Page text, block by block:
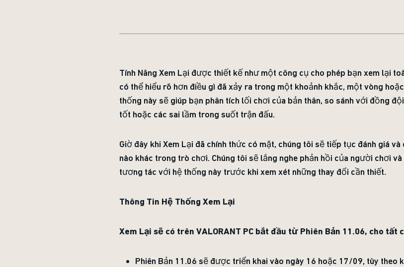
Tính Năng Xem Lại được thiết kế như một công cụ cho phép bạn xem lại
có thể hiểu rõ hơn điều gì đã xảy ra trong một khoảnh khắc, một vòng
thống này sẽ giúp bạn phân tích lối chơi của bản thân, so sánh với đồng
tốt hoặc các sai lầm trong suốt trận đấu.
Giờ đây khi Xem Lại đã chính thức có mặt, chúng tôi sẽ tiếp tục đánh giá
nào khác trong trò chơi. Chúng tôi sẽ lắng nghe phản hồi của người chơi
tương tác với hệ thống này trước khi xem xét những thay đổi cần thiết.
Thông Tin Hệ Thống Xem Lại
Xem Lại sẽ có trên VALORANT PC bắt đầu từ Phiên Bản 11.06, cho
Phiên Bản 11.06 sẽ được triển khai vào ngày 16 hoặc 17/09, tùy theo